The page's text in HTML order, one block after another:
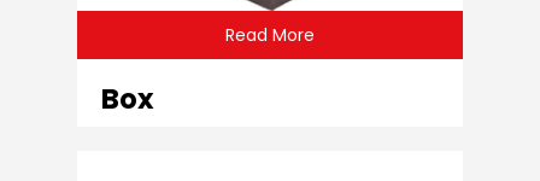
Read More
Box